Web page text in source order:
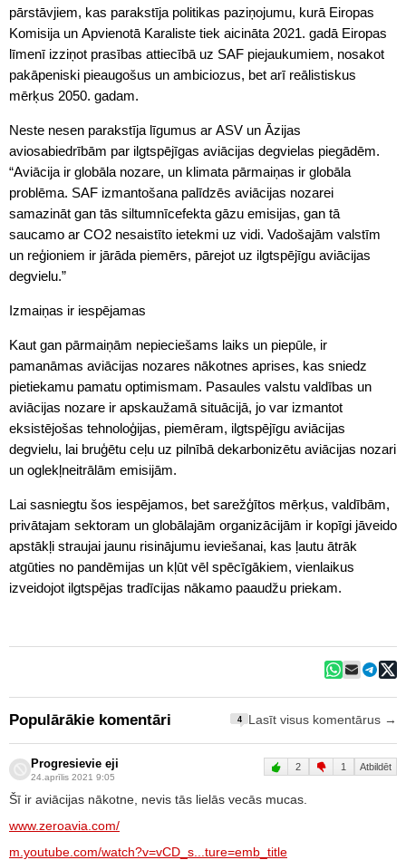
pārstāvjiem, kas parakstīja politikas paziņojumu, kurā Eiropas
Komisija un Apvienotā Karaliste tiek aicināta 2021. gadā Eiropas
līmenī izziņot prasības attiecībā uz SAF piejaukumiem, nosakot
pakāpeniski pieaugošus un ambiciozus, bet arī reālistiskus
mērķus 2050. gadam.
Neste nesen parakstīja līgumus ar ASV un Āzijas
aviosabiedrībām par ilgtspējīgas aviācijas degvielas piegādēm.
“Aviācija ir globāla nozare, un klimata pārmaiņas ir globāla
problēma. SAF izmantošana palīdzēs aviācijas nozarei
samazināt gan tās siltumnīcefekta gāzu emisijas, gan tā
saucamo ar CO2 nesaistīto ietekmi uz vidi. Vadošajām valstīm
un reģioniem ir jārāda piemērs, pārejot uz ilgtspējīgu aviācijas
degvielu.”
Izmaiņas ir iespējamas
Kaut gan pārmaiņām nepieciešams laiks un piepūle, ir
pamanāmas aviācijas nozares nākotnes aprises, kas sniedz
pietiekamu pamatu optimismam. Pasaules valstu valdības un
aviācijas nozare ir apskaužamā situācijā, jo var izmantot
eksistējošas tehnoloģijas, piemēram, ilgtspējīgu aviācijas
degvielu, lai bruģētu ceļu uz pilnībā dekarbonizētu aviācijas nozari
un oglekļneitrālām emisijām.
Lai sasniegtu šos iespējamos, bet sarežģītos mērķus, valdībām,
privātajam sektoram un globālajām organizācijām ir kopīgi jāveido
apstākļi straujai jaunu risinājumu ieviešanai, kas ļautu ātrāk
atgūties no pandēmijas un kļūt vēl spēcīgākiem, vienlaikus
izveidojot ilgtspējas tradīcijas nākamo paaudžu priekam.
Populārākie komentāri 4 Lasīt visus komentārus →
Progresievie eji
24.aprīlis 2021 9:05
2 1 Atbildēt
Šī ir aviācijas nākotne, nevis tās lielās vecās mucas.
www.zeroavia.com/
m.youtube.com/watch?v=vCD_s...ture=emb_title